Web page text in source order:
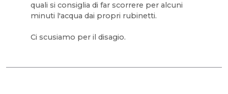
quali si consiglia di far scorrere per alcuni
minuti l'acqua dai propri rubinetti.
Ci scusiamo per il disagio.